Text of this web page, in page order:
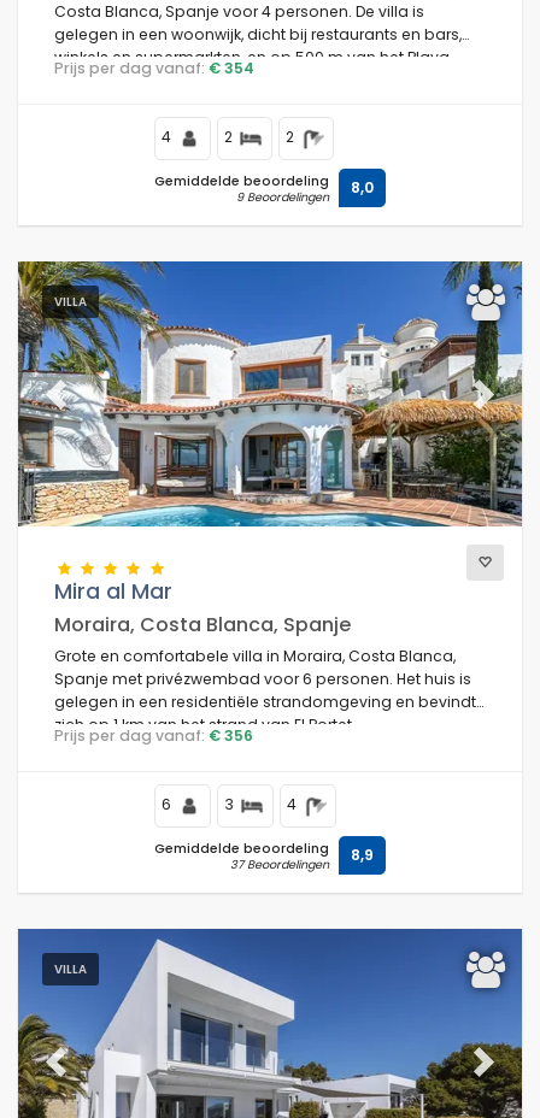
Costa Blanca, Spanje voor 4 personen. De villa is
gelegen in een woonwijk, dicht bij restaurants en bars,
winkels en supermarkten, en op 500 m van het Playa
Ampolla-strand.
Prijs per dag vanaf: € 354
4 2 2
Gemiddelde beoordeling
9 Beoordelingen 8,0
VILLA
Previous Next
Mira al Mar
Moraira, Costa Blanca, Spanje
Grote en comfortabele villa in Moraira, Costa Blanca,
Spanje met privézwembad voor 6 personen. Het huis is
gelegen in een residentiële strandomgeving en bevindt
zich op 1 km van het strand van El Portet.
Prijs per dag vanaf: € 356
6 3 4
Gemiddelde beoordeling
37 Beoordelingen 8,9
VILLA
Previous Next